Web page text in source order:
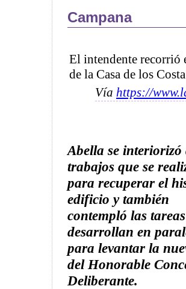
Campana
El intendente recorrió
de la Casa de los Costa
Vía https://
Abella se interiorizó
trabajos que se
para recuperar el
edificio y también
contempló las
desarrollan en
para levantar la
del Honorable
Deliberante.